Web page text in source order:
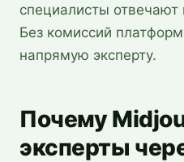
специалисты
Без комиссий
напрямую эксперту.
Почему
эксперты